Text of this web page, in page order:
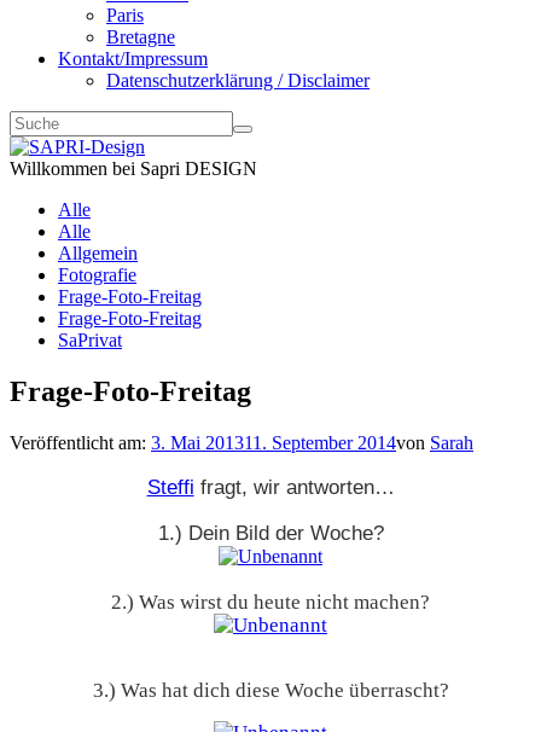
Paris
Bretagne
Kontakt/Impressum
Datenschutzerklärung / Disclaimer
Willkommen bei Sapri DESIGN
Alle
Alle
Allgemein
Fotografie
Frage-Foto-Freitag
Frage-Foto-Freitag
SaPrivat
Frage-Foto-Freitag
Veröffentlicht am: 3. Mai 201311. September 2014von Sarah
Steffi fragt, wir antworten…
1.) Dein Bild der Woche?
2.) Was wirst du heute nicht machen?
3.) Was hat dich diese Woche überrascht?